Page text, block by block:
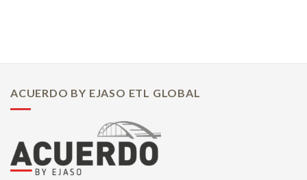
ACUERDO BY EJASO ETL GLOBAL